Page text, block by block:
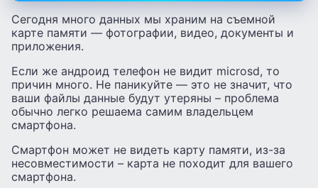
Сегодня много данных мы храним на съемной
карте памяти — фотографии, видео, документы и
приложения.
Если же андроид телефон не видит microsd, то
причин много. Не паникуйте — это не значит, что
ваши файлы данные будут утеряны – проблема
обычно легко решаема самим владельцем
смартфона.
Смартфон может не видеть карту памяти, из-за
несовместимости – карта не походит для вашего
смартфона.